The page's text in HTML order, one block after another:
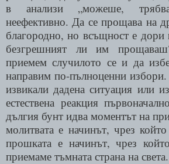
в анализи „можеше,
неефективно. Да се прощава на
благородно, но всъщност е
безгрешният ли им
приемем случилото се и да
направим по-пълноценни
извикали дадена ситуация или
естествена реакция
дългия бунт идва моментът на
молитвата е начинът, чрез
прошката е начинът, чрез
приемаме тъмната страна на света.